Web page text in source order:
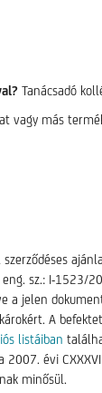
Tanácsadó
vagy más
szerződéses
sz.: I-
a jelen
A
listáiban
évi
minősül.